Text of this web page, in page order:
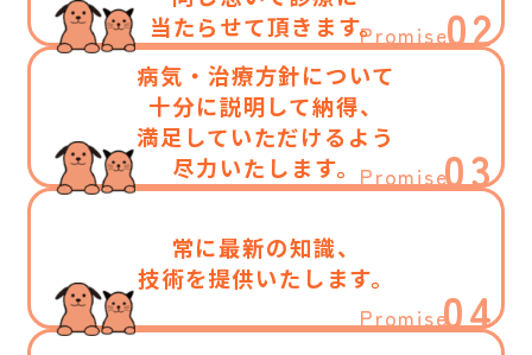
当たらせて頂きます。Promise02
病気・治療方針について
十分に説明して納得、
満足していただけるよう
尽力いたします。 Promise03
常に最新の知識、
技術を提供いたします。
Promise04